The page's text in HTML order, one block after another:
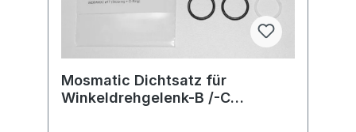
Mosmatic Dichtsatz für
Winkeldrehgelenk-B /-C